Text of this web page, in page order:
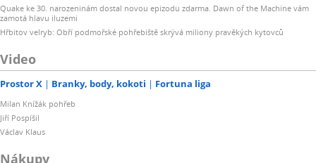
Quake ke 30. narozeninám dostal novou epizodu zdarma. Dawn of the Machine vám
zamotá hlavu iluzemi
Hřbitov velryb: Obří podmořské pohřebiště skrývá miliony pravěkých kytovců
Video
Prostor X Branky, body, kokoti Fortuna liga
Milan Knížák pohřeb
Jiří Pospíšil
Václav Klaus
Nákupy